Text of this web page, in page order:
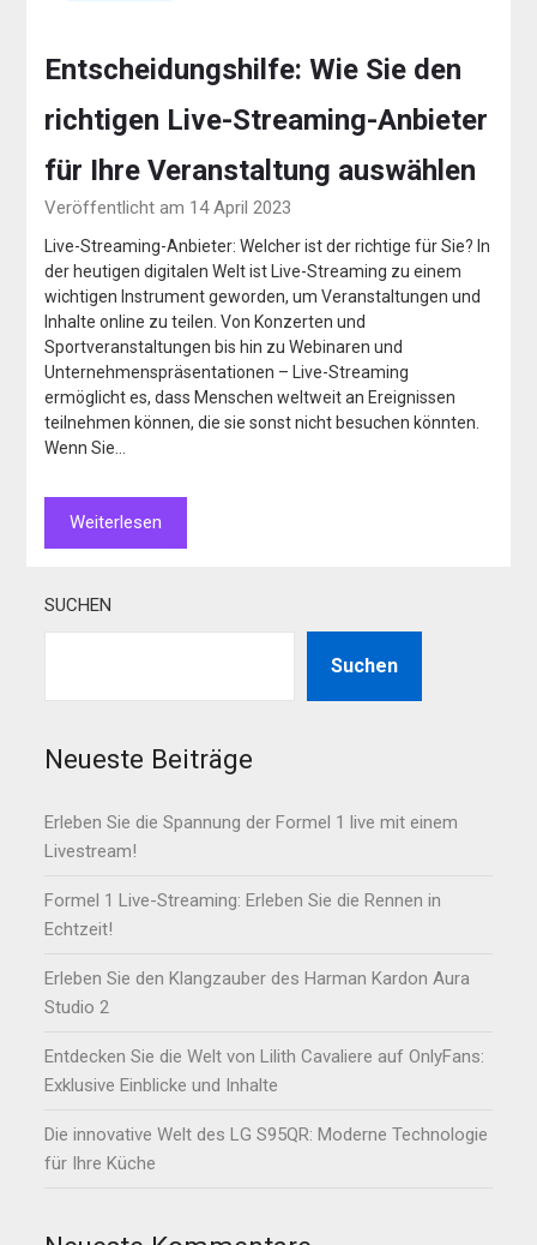
Entscheidungshilfe: Wie Sie den
richtigen Live-Streaming-Anbieter
für Ihre Veranstaltung auswählen
Veröffentlicht am 14 April 2023
Live-Streaming-Anbieter: Welcher ist der richtige für Sie? In
der heutigen digitalen Welt ist Live-Streaming zu einem
wichtigen Instrument geworden, um Veranstaltungen und
Inhalte online zu teilen. Von Konzerten und
Sportveranstaltungen bis hin zu Webinaren und
Unternehmenspräsentationen – Live-Streaming
ermöglicht es, dass Menschen weltweit an Ereignissen
teilnehmen können, die sie sonst nicht besuchen könnten.
Wenn Sie…
Weiterlesen
SUCHEN
Suchen
Neueste Beiträge
Erleben Sie die Spannung der Formel 1 live mit einem
Livestream!
Formel 1 Live-Streaming: Erleben Sie die Rennen in
Echtzeit!
Erleben Sie den Klangzauber des Harman Kardon Aura
Studio 2
Entdecken Sie die Welt von Lilith Cavaliere auf OnlyFans:
Exklusive Einblicke und Inhalte
Die innovative Welt des LG S95QR: Moderne Technologie
für Ihre Küche